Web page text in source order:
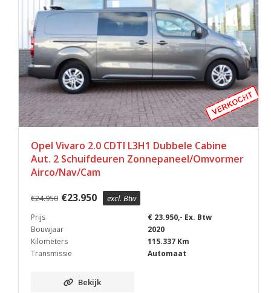
Opel Vivaro 2.0 CDTI L3H1 Dubbele Cabine
Aut. 2 Schuifdeuren Zonnepaneel/Omvormer
Airco/Nav/Cam
€24.950 €23.950 excl. Btw
Prijs
€ 23.950,- Ex. Btw
Bouwjaar
2020
Kilometers
115.337 Km
Transmissie
Automaat
Bekijk